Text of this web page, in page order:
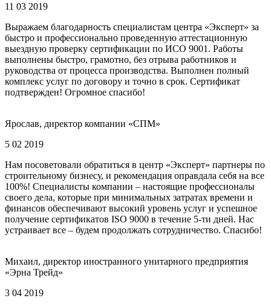
11 03 2019
Выражаем благодарность специалистам центра «Эксперт» за
быстро и профессионально проведенную аттестационную
выездную проверку сертификации по ИСО 9001. Работы
выполнены быстро, грамотно, без отрыва работников и
руководства от процесса производства. Выполнен полный
комплекс услуг по договору и точно в срок. Сертификат
подтвержден! Огромное спасибо!
Ярослав, директор компании «СПМ»
5 02 2019
Нам посоветовали обратиться в центр «Эксперт» партнеры по
строительному бизнесу, и рекомендация оправдала себя на все
100%! Специалисты компании – настоящие профессионалы
своего дела, которые при минимальных затратах времени и
финансов обеспечивают высокий уровень услуг и успешное
получение сертификатов ISO 9000 в течение 5-ти дней. Нас
устраивает все – будем продолжать сотрудничество. Спасибо!
Михаил, директор иностранного унитарного предприятия
«Эрна Трейд»
3 04 2019